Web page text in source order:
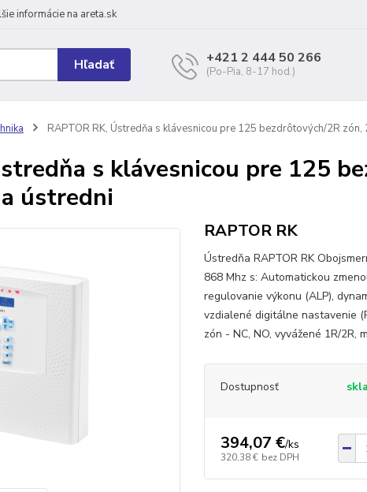
informácie na areta.sk
Hľadať +421 2 444 50 266
(Po-Pia, 8-17 hod.)
RAPTOR RK, Ústredňa s klávesnicou pre 125 bezdrôtových/2R zón,
s klávesnicou pre 125
ústredni
RAPTOR RK
Ústredňa RAPTOR RK
868 Mhz s: Automatickou
regulovanie výkonu (ALP),
vzdialené digitálne nastavenie
zón - NC, NO, vyvážené 1R/2R,
Dostupnosť
394,07 €/ks
320,38 € bez DPH